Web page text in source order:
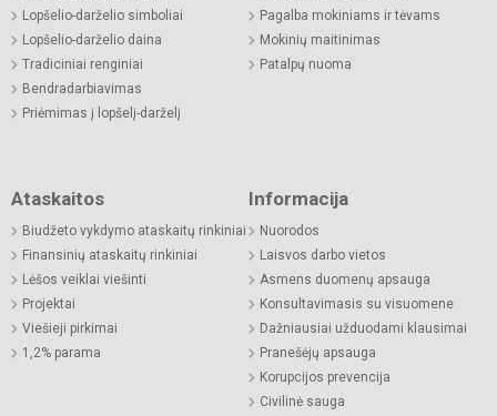
Lopšelio-darželio simboliai
Lopšelio-darželio daina
Tradiciniai renginiai
Bendradarbiavimas
Priėmimas į lopšelį-darželį
Pagalba mokiniams ir tėvams
Mokinių maitinimas
Patalpų nuoma
Ataskaitos
Biudžeto vykdymo ataskaitų rinkiniai
Finansinių ataskaitų rinkiniai
Lėšos veiklai viešinti
Projektai
Viešieji pirkimai
1,2% parama
Informacija
Nuorodos
Laisvos darbo vietos
Asmens duomenų apsauga
Konsultavimasis su visuomene
Dažniausiai užduodami klausimai
Pranešėjų apsauga
Korupcijos prevencija
Civilinė sauga